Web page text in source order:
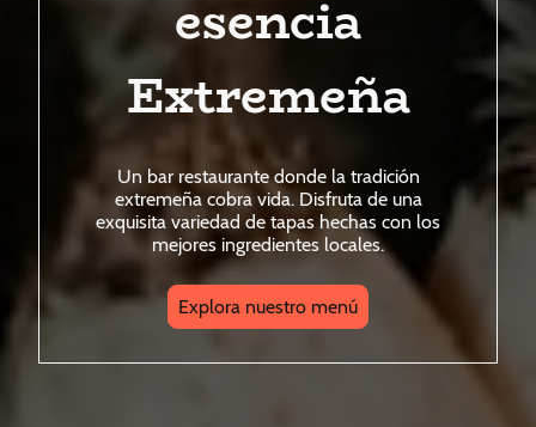
esencia
Extremeña
Un bar restaurante donde la tradición
extremeña cobra vida. Disfruta de una
exquisita variedad de tapas hechas con los
mejores ingredientes locales.
Explora nuestro menú